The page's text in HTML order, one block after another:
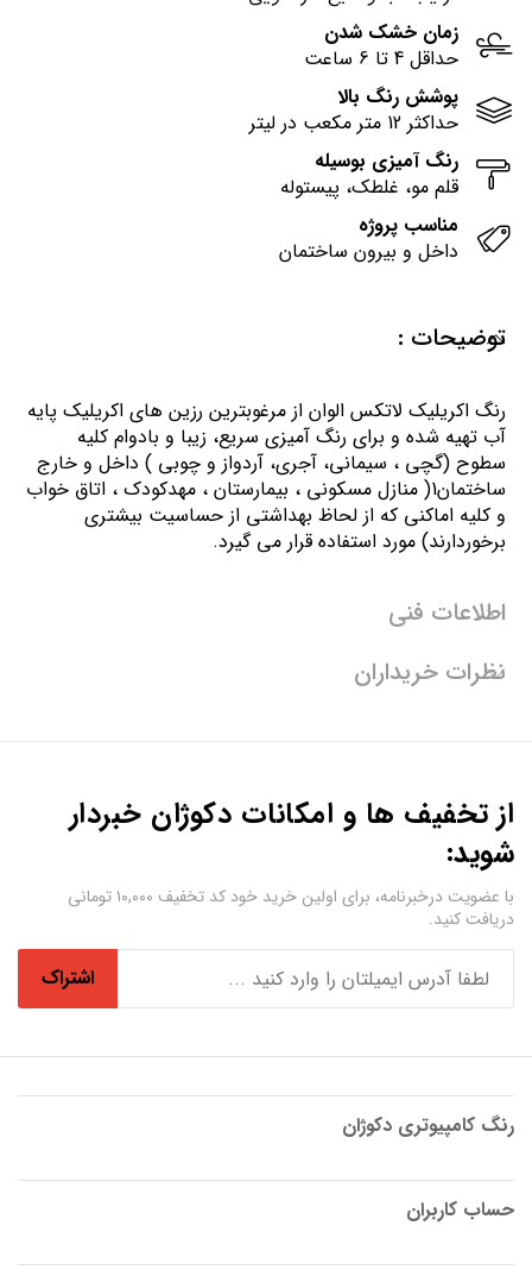
زمان خشک شدن
حداقل 4 تا 6 ساعت
پوشش رنگ بالا
حداکثر 12 متر مکعب در لیتر
رنگ آمیزی بوسیله
قلم مو، غلطک، پیستوله
مناسب پروژه
داخل و بیرون ساختمان
توضیحات :
رنگ اكريليك لاتكس الوان از مرغوبترين رزين هاي اكريليك پايه
آب تهيه شده و برای رنگ آمیزی سریع، زیبا و بادوام کلیه
سطوح (گچی ، سیمانی، آجری، آردواز و چوبی ) داخل و خارج
ساختمان1( منازل مسكوني ، بيمارستان ، مهدكودك ، اتاق خواب
و كليه اماكني كه از لحاظ بهداشتي از حساسيت بيشتري
برخوردارند) مورد استفاده قرار می گیرد.
اطلاعات فنی
نظرات خریداران
از تخفیف ها و امکانات دکوژان خبردار
شوید:
با عضویت درخبرنامه، برای اولین خرید خود کد تخفیف ۱۰,۰۰۰ تومانی
دریافت کنید.
اشتراک
رنگ کامپیوتری دکوژان
حساب کاربران